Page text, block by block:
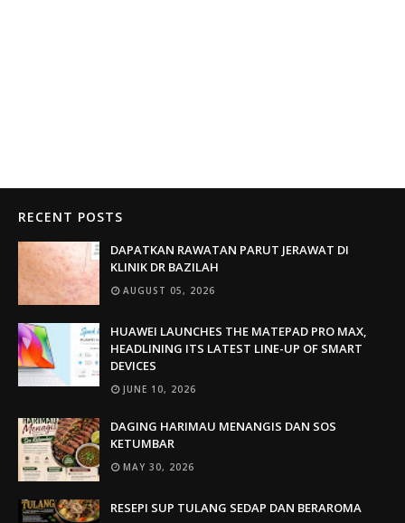
RECENT POSTS
DAPATKAN RAWATAN PARUT JERAWAT DI
KLINIK DR BAZILAH
AUGUST 05, 2026
HUAWEI LAUNCHES THE MATEPAD PRO MAX,
HEADLINING ITS LATEST LINE-UP OF SMART
DEVICES
JUNE 10, 2026
DAGING HARIMAU MENANGIS DAN SOS
KETUMBAR
MAY 30, 2026
RESEPI SUP TULANG SEDAP DAN BERAROMA